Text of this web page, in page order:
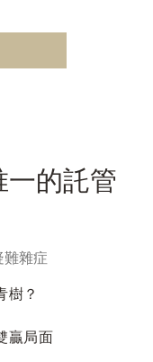
一的託管
難雜症
樹？
贏局面